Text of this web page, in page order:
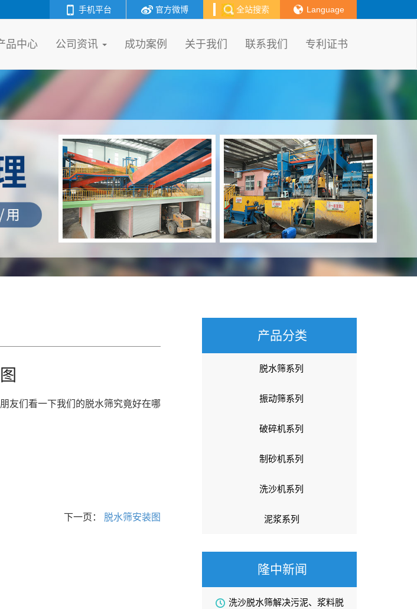
Language
全站搜索
官方微博
手机平台
品中心 公司资讯 成功案例 关于我们 联系我们 专利证书
友们看一下我们的脱水筛究竟好在哪
下一页： 脱水筛安装图
产品分类
脱水筛系列
振动筛系列
破碎机系列
制砂机系列
洗沙机系列
泥浆系列
隆中新闻
洗沙脱水筛解决污泥、浆料脱